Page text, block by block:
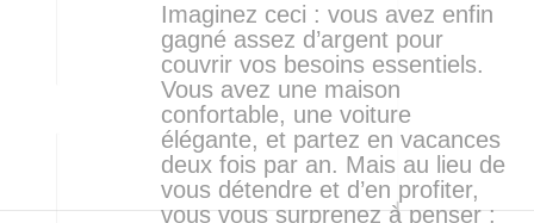
Imaginez ceci : vous avez enfin
gagné assez d’argent pour
couvrir vos besoins essentiels.
Vous avez une maison
confortable, une voiture
élégante, et partez en vacances
deux fois par an. Mais au lieu de
vous détendre et d’en profiter,
vous vous surprenez à penser :